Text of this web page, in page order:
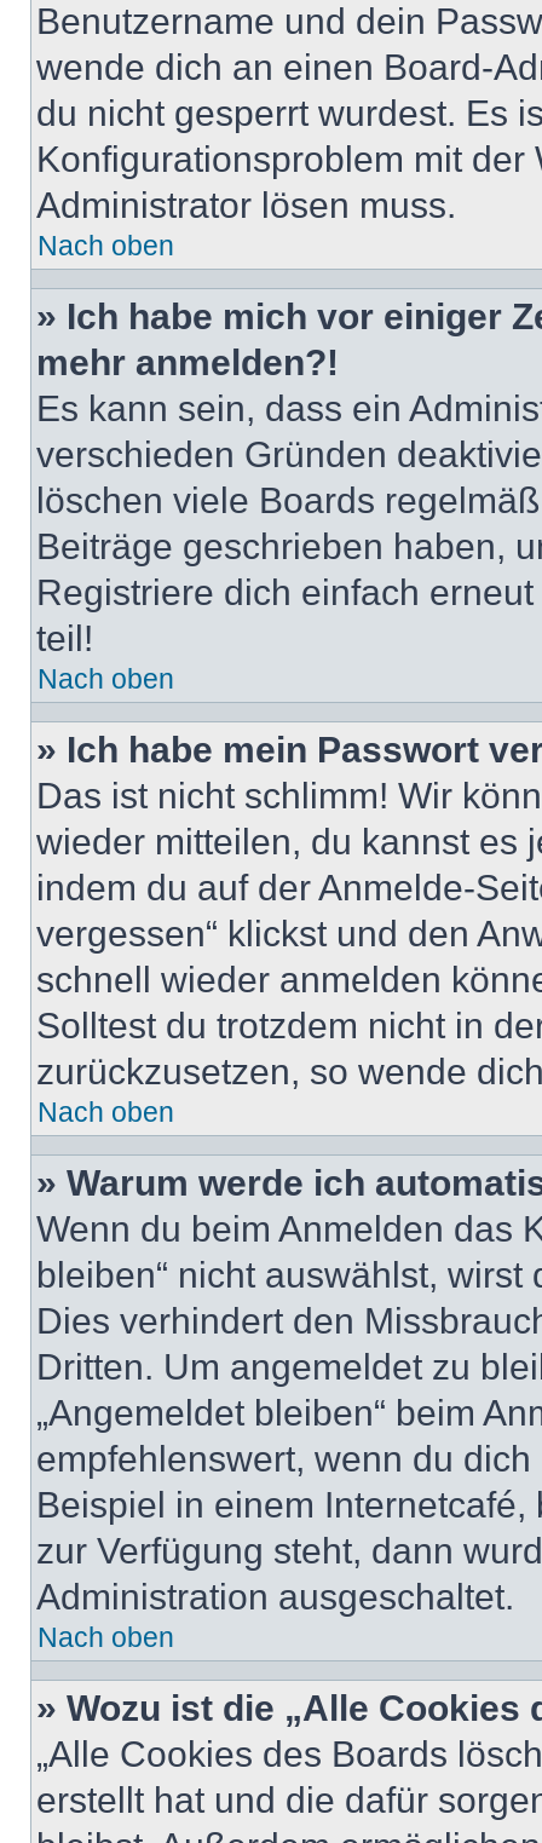
Benutzername und dein
wende dich an einen Board-
du nicht gesperrt wurdest. Es
Konfigurationsproblem mit
Administrator lösen muss.
Nach oben
» Ich habe mich vor einiger
mehr anmelden?!
Es kann sein, dass ein
verschieden Gründen
löschen viele Boards
Beiträge geschrieben haben,
Registriere dich einfach
teil!
Nach oben
» Ich habe mein Passwort
Das ist nicht schlimm! Wir
wieder mitteilen, du kannst es
indem du auf der Anmelde-
vergessen“ klickst und den
schnell wieder anmelden
Solltest du trotzdem nicht in
zurückzusetzen, so wende
Nach oben
» Warum werde ich
Wenn du beim Anmelden das
bleiben“ nicht auswählst,
Dies verhindert den
Dritten. Um angemeldet zu
„Angemeldet bleiben“ beim
empfehlenswert, wenn du
Beispiel in einem
zur Verfügung steht, dann
Administration ausgeschaltet.
Nach oben
» Wozu ist die „Alle
„Alle Cookies des Boards
erstellt hat und die dafür